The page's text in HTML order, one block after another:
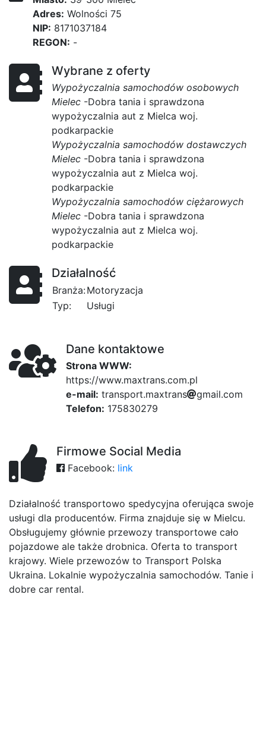
Adres: Wolności 75
NIP: 8171037184
REGON: -
Wybrane z oferty
Wypożyczalnia samochodów osobowych
Mielec -Dobra tania i sprawdzona
wypożyczalnia aut z Mielca woj.
podkarpackie
Wypożyczalnia samochodów dostawczych
Mielec -Dobra tania i sprawdzona
wypożyczalnia aut z Mielca woj.
podkarpackie
Wypożyczalnia samochodów ciężarowych
Mielec -Dobra tania i sprawdzona
wypożyczalnia aut z Mielca woj.
podkarpackie
Działalność
Branża:Motoryzacja
Typ:
Usługi
Dane kontaktowe
Strona WWW:
https://www.maxtrans.com.pl
e-mail: trd6b
a44
ns792
port.fcf
mf72
a2
xtrf
ansf6gmail.43
com
Telefon: 175830279
Firmowe Social Media
Facebook: link
Działalność transportowo spedycyjna oferująca swoje
usługi dla producentów. Firma znajduje się w Mielcu.
Obsługujemy głównie przewozy transportowe cało
pojazdowe ale także drobnica. Oferta to transport
krajowy. Wiele przewozów to Transport Polska
Ukraina. Lokalnie wypożyczalnia samochodów. Tanie i
dobre car rental.